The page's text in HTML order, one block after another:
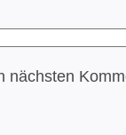
nächsten